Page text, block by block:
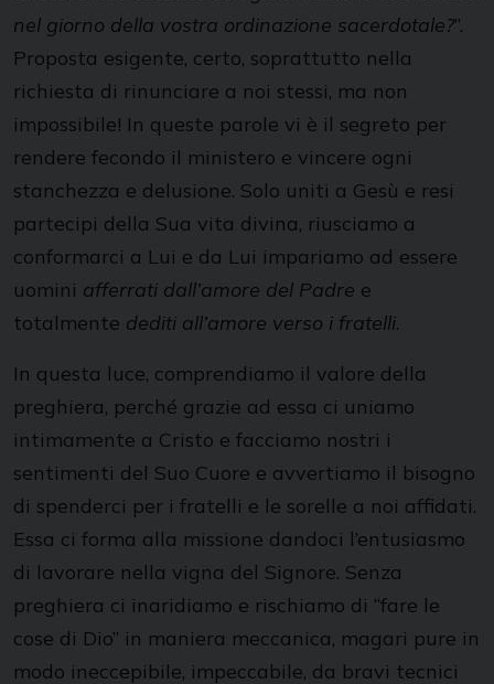
nel giorno della vostra ordinazione sacerdotale?”.
Proposta esigente, certo, soprattutto nella
richiesta di rinunciare a noi stessi, ma non
impossibile! In queste parole vi è il segreto per
rendere fecondo il ministero e vincere ogni
stanchezza e delusione. Solo uniti a Gesù e resi
partecipi della Sua vita divina, riusciamo a
conformarci a Lui e da Lui impariamo ad essere
uomini afferrati dall’amore del Padre e
totalmente dediti all’amore verso i fratelli.
In questa luce, comprendiamo il valore della
preghiera, perché grazie ad essa ci uniamo
intimamente a Cristo e facciamo nostri i
sentimenti del Suo Cuore e avvertiamo il bisogno
di spenderci per i fratelli e le sorelle a noi affidati.
Essa ci forma alla missione dandoci l’entusiasmo
di lavorare nella vigna del Signore. Senza
preghiera ci inaridiamo e rischiamo di “fare le
cose di Dio” in maniera meccanica, magari pure in
modo ineccepibile, impeccabile, da bravi tecnici